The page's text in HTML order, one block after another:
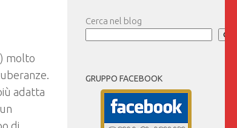
molto
adatta
di
Cerca nel blog
GRUPPO FACEBOOK